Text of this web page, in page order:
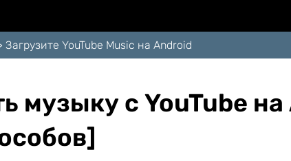
Загрузите YouTube Music на Android
музыку с YouTube